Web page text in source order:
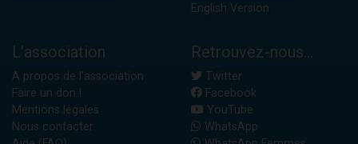
English Version
L'association
A propos de l'association
Faire un don !
Mentions légales
Nous contacter
Retrouvez-nous...
Twitter
Facebook
YouTube
WhatsApp